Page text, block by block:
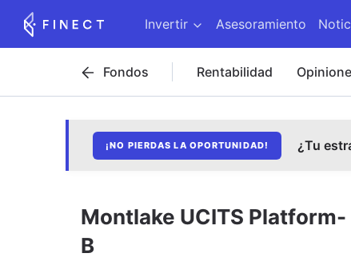
Invertir Asesoramiento
Fondos Rentabilidad
¡NO PIERDAS LA OPORTUNIDAD! ¿Tu
Montlake UCITS
B